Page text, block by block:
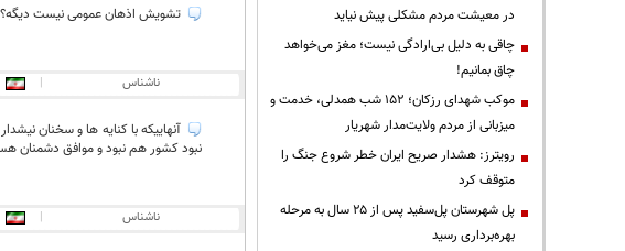
تشویش اذهان عمومی نیست دیگه؟
ناشناس |
آنهاییکه با کنایه ها و سخنان
نبود کشور هم نبود و موافق دشمنان
ناشناس |
در معیشت مردم مشکلی پیش نیاید
چاقی به دلیل بی‌ارادگی نیست؛ مغز می‌خواهد
چاق بمانیم!
موکب شهدای رزکان؛ ۱۵۲ شب همدلی، خدمت و
میزبانی از مردم ولایت‌مدار شهریار
رویترز: هشدار صریح ایران خطر شروع جنگ را
متوقف کرد
پل شهرستان پل‌سفید پس از ۲۵ سال به مرحله
بهره‌برداری رسید